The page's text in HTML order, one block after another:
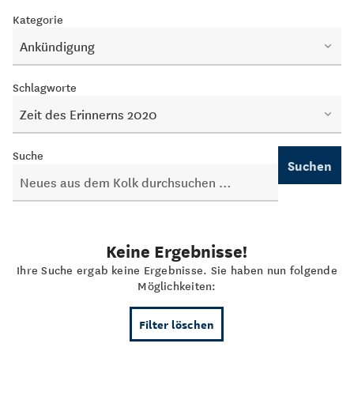
Kategorie
Ankündigung
Schlagworte
Zeit des Erinnerns 2020
Suche
Suchen
Keine Ergebnisse!
Ihre Suche ergab keine Ergebnisse. Sie haben nun folgende
Möglichkeiten:
Filter löschen